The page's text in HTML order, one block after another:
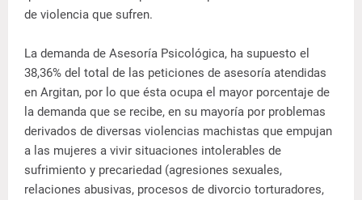
de violencia que sufren.
La demanda de Asesoría Psicológica, ha supuesto el
38,36% del total de las peticiones de asesoría atendidas
en Argitan, por lo que ésta ocupa el mayor porcentaje de
la demanda que se recibe, en su mayoría por problemas
derivados de diversas violencias machistas que empujan
a las mujeres a vivir situaciones intolerables de
sufrimiento y precariedad (agresiones sexuales,
relaciones abusivas, procesos de divorcio torturadores,